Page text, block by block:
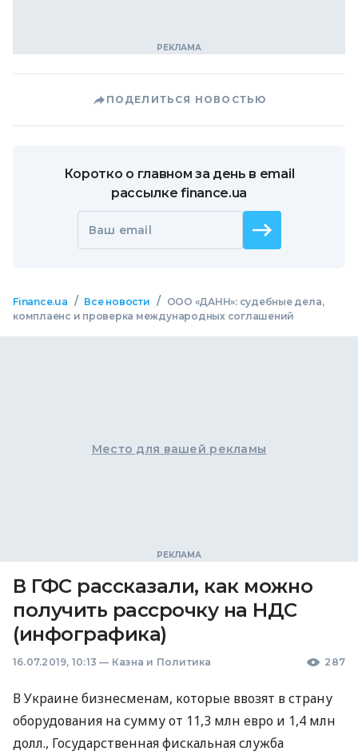
ПОДЕЛИТЬСЯ НОВОСТЬЮ
Коротко о главном за день в email
рассылке finance.ua
Ваш email
Finance.ua / Все новости /
ООО «ДАНН»: судебные дела,
комплаенс и проверка международных соглашений
Место для вашей рекламы
В ГФС рассказали, как можно
получить рассрочку на НДС
(инфографика)
16.07.2019, 10:13 — Казна и Политика 287
В Украине бизнесменам, которые ввозят в страну
оборудования на сумму от 11,3 млн евро и 1,4 млн
долл., Государственная фискальная служба